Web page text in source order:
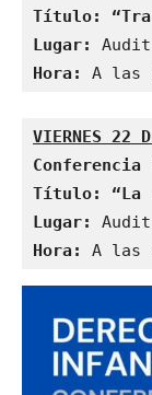
Título:
Lugar:
Hora:
A las
VIERNES 22
Título: “La
Lugar:
Hora:
A las